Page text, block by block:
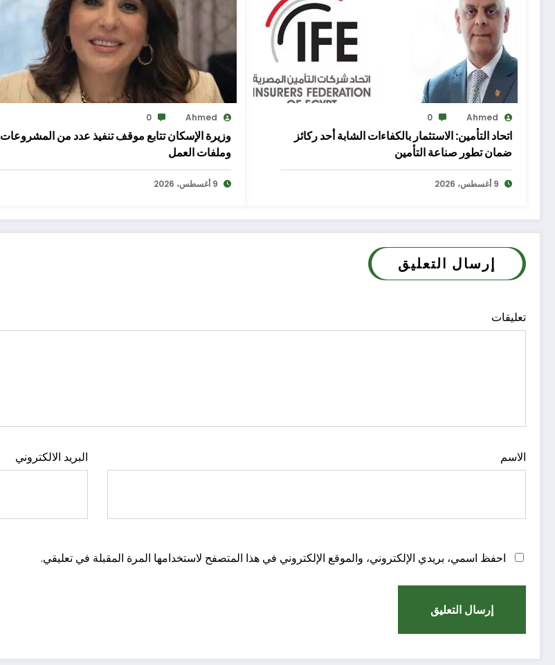
Ahmed
0
اتحاد التأمين: الاستثمار بالكفاءات الشابة أحد ركائز
ضمان تطور صناعة التأمين
9 أغسطس، 2026
Ahmed
0
وزيرة الإسكان تتابع موقف تنفيذ عدد من المشروعات
وملفات العمل
9 أغسطس، 2026
إرسال التعليق
تعليقات
الاسم البريد الالكتروني
احفظ اسمي، بريدي الإلكتروني، والموقع الإلكتروني في هذا المتصفح لاستخدامها المرة المقبلة في تعليقي.